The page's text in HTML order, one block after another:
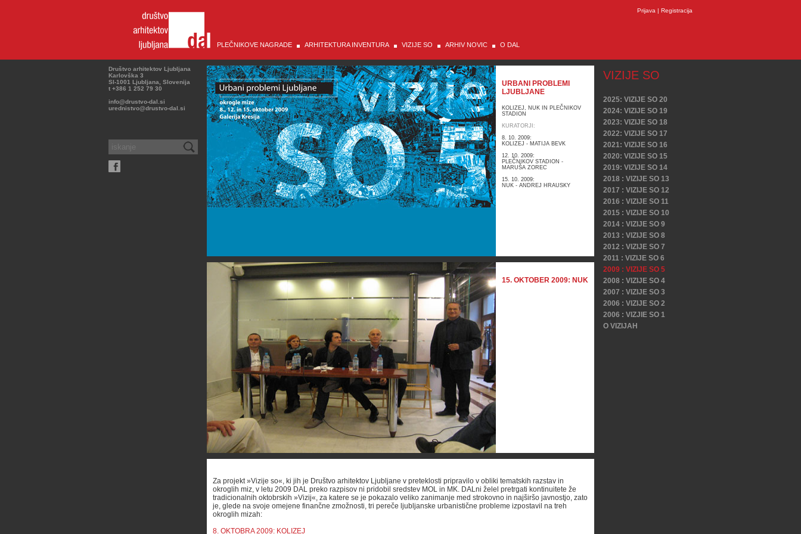
Prijava | Registracija
PLEČNIKOVE NAGRADE ARHITEKTURA INVENTURA VIZIJE SO ARHIV NOVIC O DAL
Društvo arhitektov Ljubljana
Karlovška 3
SI-1001 Ljubljana, Slovenija
t +386 1 252 79 30
info@drustvo-dal.si
urednistvo@drustvo-dal.si
URBANI PROBLEMI
LJUBLJANE
KOLIZEJ, NUK IN PLEČNIKOV
STADION
KURATORJI:
8. 10. 2009:
KOLIZEJ - MATIJA BEVK
12. 10. 2009:
PLEČNIKOV STADION -
MARUŠA ZOREC
15. 10. 2009:
NUK - ANDREJ HRAUSKY
15. OKTOBER 2009: NUK
Za projekt »Vizije so«, ki jih je Društvo arhitektov Ljubljane v preteklosti pripravilo v obliki tematskih razstav in
okroglih miz, v letu 2009 DAL preko razpisov ni pridobil sredstev MOL in MK. DALni želel pretrgati kontinuitete že
tradicionalnih oktobrskih »Vizij«, za katere se je pokazalo veliko zanimanje med strokovno in najširšo javnostjo, zato
je, glede na svoje omejene finančne zmožnosti, tri pereče ljubljanske urbanistične probleme izpostavil na treh
okroglih mizah:
8. OKTOBRA 2009: KOLIZEJ
VIZIJE SO
2025: VIZIJE SO 20
2024: VIZIJE SO 19
2023: VIZIJE SO 18
2022: VIZIJE SO 17
2021: VIZIJE SO 16
2020: VIZIJE SO 15
2019: VIZIJE SO 14
2018 : VIZIJE SO 13
2017 : VIZIJE SO 12
2016 : VIZIJE SO 11
2015 : VIZIJE SO 10
2014 : VIZIJE SO 9
2013 : VIZIJE SO 8
2012 : VIZIJE SO 7
2011 : VIZIJE SO 6
2009 : VIZIJE SO 5
2008 : VIZIJE SO 4
2007 : VIZIJE SO 3
2006 : VIZIJE SO 2
2006 : VIZJIE SO 1
O VIZIJAH